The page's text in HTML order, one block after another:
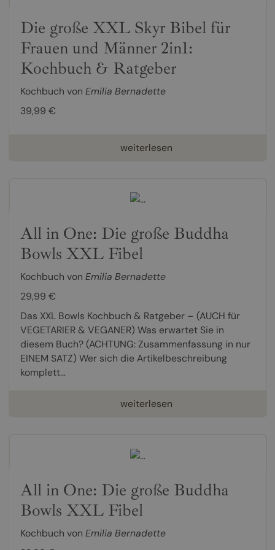
Die große XXL Skyr Bibel für
Frauen und Männer 2in1:
Kochbuch & Ratgeber
Kochbuch von Emilia Bernadette
39,99 €
weiterlesen
All in One: Die große Buddha
Bowls XXL Fibel
Kochbuch von Emilia Bernadette
29,99 €
Das XXL Bowls Kochbuch & Ratgeber – (AUCH für
VEGETARIER & VEGANER) Was erwartet Sie in
diesem Buch? (ACHTUNG: Zusammenfassung in nur
EINEM SATZ) Wer sich die Artikelbeschreibung
komplett...
weiterlesen
All in One: Die große Buddha
Bowls XXL Fibel
Kochbuch von Emilia Bernadette